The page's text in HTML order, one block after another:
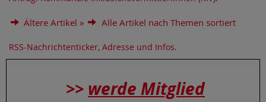
Ältere Artikel » Alle Artikel nach Themen sortiert
RSS-Nachrichtenticker, Adresse und Infos.
>> werde Mitglied